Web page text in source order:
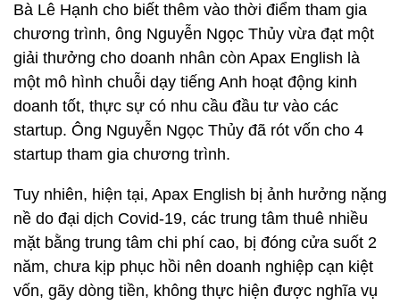
Bà Lê Hạnh cho biết thêm vào thời điểm tham gia
chương trình, ông Nguyễn Ngọc Thủy vừa đạt một
giải thưởng cho doanh nhân còn Apax English là
một mô hình chuỗi dạy tiếng Anh hoạt động kinh
doanh tốt, thực sự có nhu cầu đầu tư vào các
startup. Ông Nguyễn Ngọc Thủy đã rót vốn cho 4
startup tham gia chương trình.
Tuy nhiên, hiện tại, Apax English bị ảnh hưởng nặng
nề do đại dịch Covid-19, các trung tâm thuê nhiều
mặt bằng trung tâm chi phí cao, bị đóng cửa suốt 2
năm, chưa kịp phục hồi nên doanh nghiệp cạn kiệt
vốn, gãy dòng tiền, không thực hiện được nghĩa vụ